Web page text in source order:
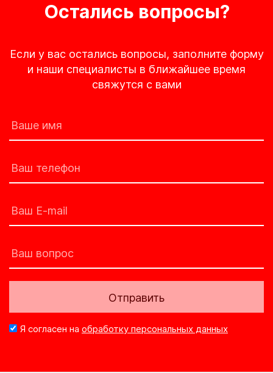
Остались вопросы?
Если у вас остались вопросы, заполните форму
и наши специалисты в ближайшее время
свяжутся с вами
Отправить
Я согласен на обработку персональных данных